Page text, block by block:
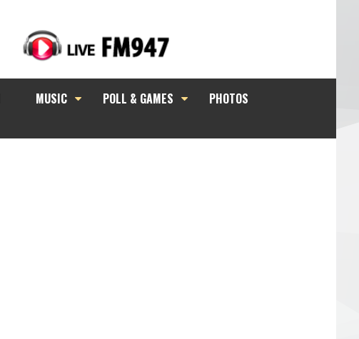
MUSIC POLL & GAMES
PHOTOS